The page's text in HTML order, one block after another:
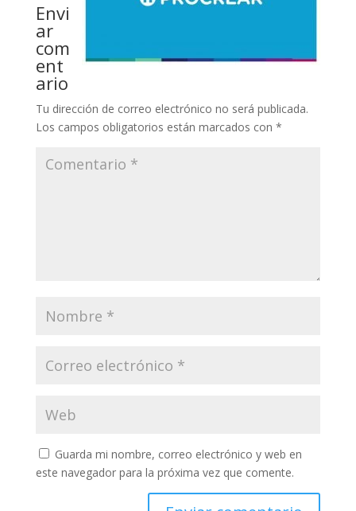
Envi
ar
com
ent
ario
Tu dirección de correo electrónico no será publicada.
Los campos obligatorios están marcados con *
Guarda mi nombre, correo electrónico y web en
este navegador para la próxima vez que comente.